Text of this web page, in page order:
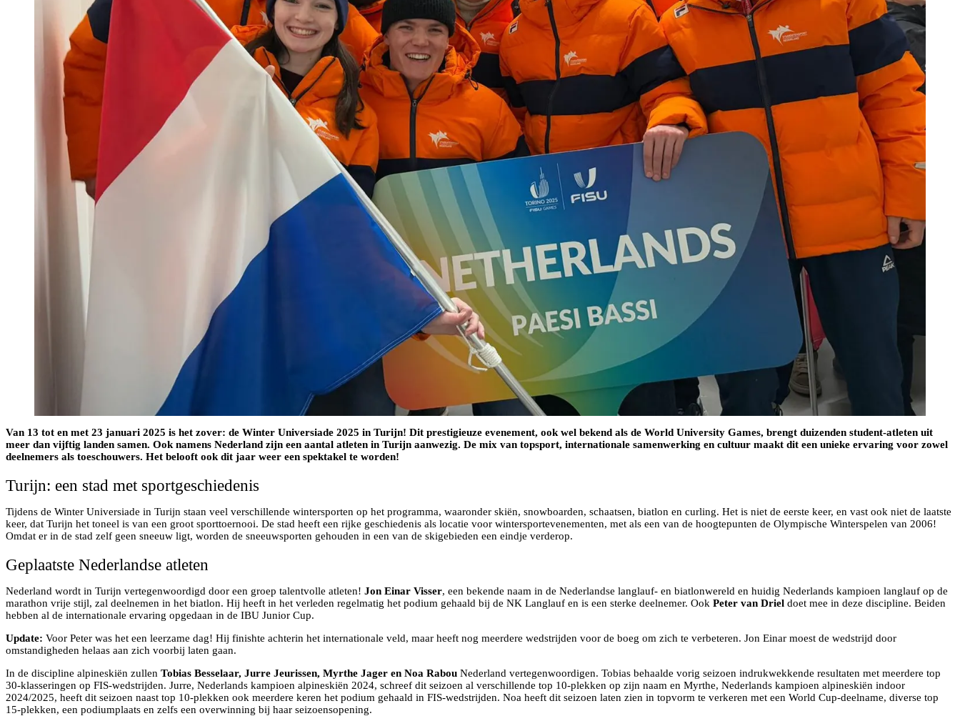
Van 13 tot en met 23 januari 2025 is het zover: de Winter Universiade 2025 in Turijn! Dit prestigieuze evenement, ook wel bekend als de World University Games, brengt duizenden student-atleten uit
meer dan vijftig landen samen. Ook namens Nederland zijn een aantal atleten in Turijn aanwezig. De mix van topsport, internationale samenwerking en cultuur maakt dit een unieke ervaring voor zowel
deelnemers als toeschouwers. Het belooft ook dit jaar weer een spektakel te worden!
Turijn: een stad met sportgeschiedenis
Tijdens de Winter Universiade in Turijn staan veel verschillende wintersporten op het programma, waaronder skiën, snowboarden, schaatsen, biatlon en curling. Het is niet de eerste keer, en vast ook niet de laatste
keer, dat Turijn het toneel is van een groot sporttoernooi. De stad heeft een rijke geschiedenis als locatie voor wintersportevenementen, met als een van de hoogtepunten de Olympische Winterspelen van 2006!
Omdat er in de stad zelf geen sneeuw ligt, worden de sneeuwsporten gehouden in een van de skigebieden een eindje verderop.
Geplaatste Nederlandse atleten
Nederland wordt in Turijn vertegenwoordigd door een groep talentvolle atleten! Jon Einar Visser, een bekende naam in de Nederlandse langlauf- en biatlonwereld en huidig Nederlands kampioen langlauf op de
marathon vrije stijl, zal deelnemen in het biatlon. Hij heeft in het verleden regelmatig het podium gehaald bij de NK Langlauf en is een sterke deelnemer. Ook Peter van Driel doet mee in deze discipline. Beiden
hebben al de internationale ervaring opgedaan in de IBU Junior Cup.
Update: Voor Peter was het een leerzame dag! Hij finishte achterin het internationale veld, maar heeft nog meerdere wedstrijden voor de boeg om zich te verbeteren. Jon Einar moest de wedstrijd door
omstandigheden helaas aan zich voorbij laten gaan.
In de discipline alpineskiën zullen Tobias Besselaar, Jurre Jeurissen, Myrthe Jager en Noa Rabou Nederland vertegenwoordigen. Tobias behaalde vorig seizoen indrukwekkende resultaten met meerdere top
30-klasseringen op FIS-wedstrijden. Jurre, Nederlands kampioen alpineskiën 2024, schreef dit seizoen al verschillende top 10-plekken op zijn naam en Myrthe, Nederlands kampioen alpineskiën indoor
2024/2025, heeft dit seizoen naast top 10-plekken ook meerdere keren het podium gehaald in FIS-wedstrijden. Noa heeft dit seizoen laten zien in topvorm te verkeren met een World Cup-deelname, diverse top
15-plekken, een podiumplaats en zelfs een overwinning bij haar seizoensopening.